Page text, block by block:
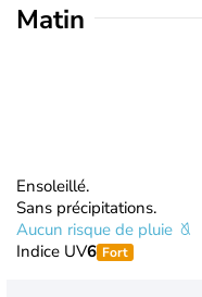
Matin
Ensoleillé.
Sans précipitations.
Aucun risque de pluie
Indice UV6 Fort